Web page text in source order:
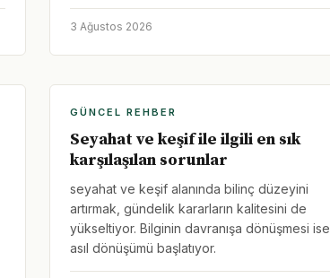
3 Ağustos 2026
GÜNCEL REHBER
Seyahat ve keşif ile ilgili en sık
karşılaşılan sorunlar
seyahat ve keşif alanında bilinç düzeyini
artırmak, gündelik kararların kalitesini de
yükseltiyor. Bilginin davranışa dönüşmesi ise
asıl dönüşümü başlatıyor.